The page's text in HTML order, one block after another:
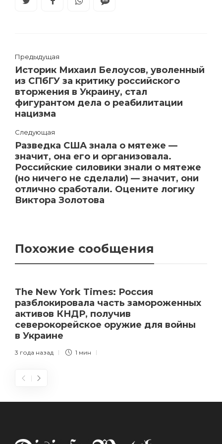
Предыдущая
Историк Михаил Белоусов, уволенный
из СПбГУ за критику российского
вторжения в Украину, стал
фигурантом дела о реабилитации
нацизма
Следующая
Разведка США знала о мятеже —
значит, она его и организовала.
Российские силовики знали о мятеже
(но ничего не сделали) — значит, они
отлично сработали. Оцените логику
Виктора Золотова
Похожие сообщения
The New York Times: Россия
разблокировала часть замороженных
активов КНДР, получив
северокорейское оружие для войны
в Украине
3 года назад 1 мин